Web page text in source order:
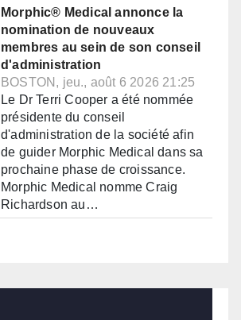
Morphic® Medical annonce la
nomination de nouveaux
membres au sein de son conseil
d'administration
BOSTON, jeu., août 6 2026 21:25
Le Dr Terri Cooper a été nommée
présidente du conseil
d'administration de la société afin
de guider Morphic Medical dans sa
prochaine phase de croissance.
Morphic Medical nomme Craig
Richardson au…